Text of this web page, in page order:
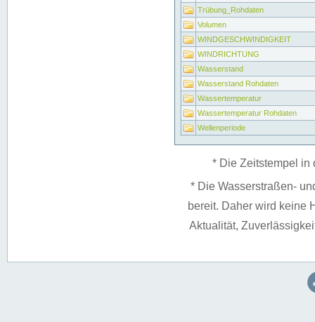
Trübung_Rohdaten
Volumen
WINDGESCHWINDIGKEIT
WINDRICHTUNG
Wasserstand
Wasserstand Rohdaten
Wassertemperatur
Wassertemperatur Rohdaten
Wellenperiode
* Die Zeitstempel in
* Die Wasserstraßen-
bereit. Daher wird keine
Aktualität,